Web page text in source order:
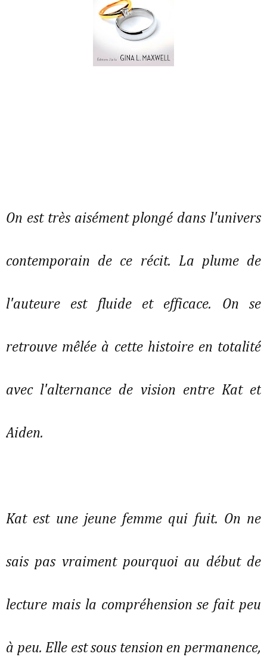
On est très aisément plongé dans l'univers
contemporain de ce récit. La plume de
l'auteure est fluide et efficace. On se
retrouve mêlée à cette histoire en totalité
avec l'alternance de vision entre Kat et
Aiden.
Kat est une jeune femme qui fuit. On ne
sais pas vraiment pourquoi au début de
lecture mais la compréhension se fait peu
à peu. Elle est sous tension en permanence,